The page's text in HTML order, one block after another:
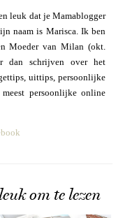
leuk dat je Mamablogger
naam is Marisca. Ik ben
Moeder van Milan (okt.
dan schrijven over het
uittips, persoonlijke
persoonlijke online
om te lezen